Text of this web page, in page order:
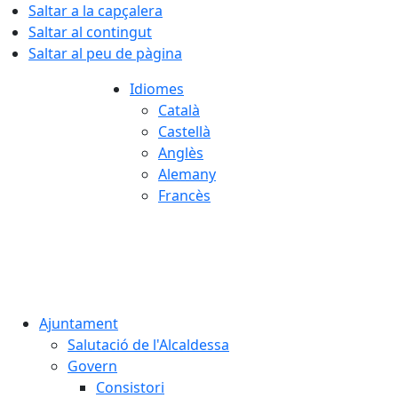
Saltar a la capçalera
Saltar al contingut
Saltar al peu de pàgina
Idiomes
Català
Castellà
Anglès
Alemany
Francès
Ajuntament
Salutació de l'Alcaldessa
Govern
Consistori